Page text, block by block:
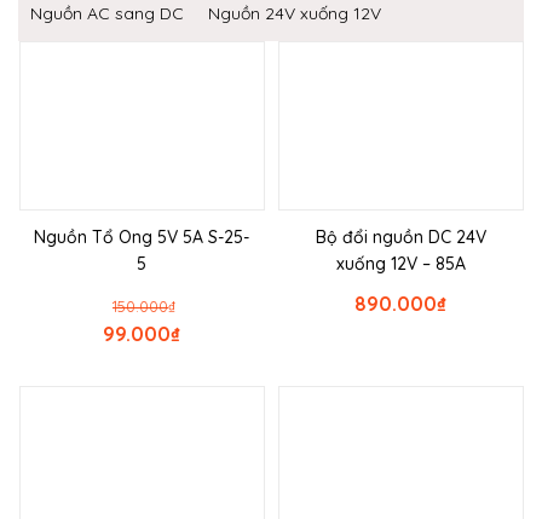
Nguồn AC sang DC Nguồn 24V xuống 12V
Nguồn Tổ Ong 5V 5A S-25-
5
₫
150.000
₫
99.000
Bộ đổi nguồn DC 24V
xuống 12V – 85A
₫
890.000